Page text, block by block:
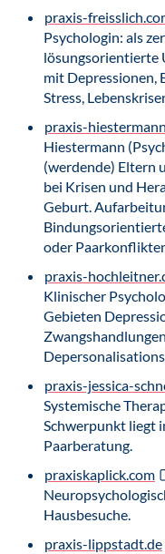
praxis-
Psychologin: als
lösungsorientierte
mit Depressionen,
Stress,
praxis-
Hiestermann
(werdende) Eltern
bei Krisen und
Geburt.
oder
praxis-
Klinischer
Gebieten
praxis-jessica-
Systemische
Schwerpunkt liegt
Paarberatung.
praxiskaplick.com
Hausbesuche.
praxis-lippstadt.de